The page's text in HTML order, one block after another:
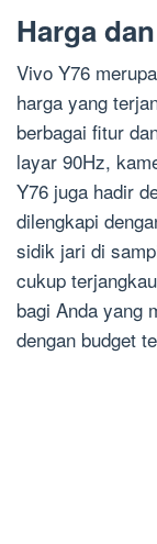
Harga
Vivo Y76
harga yang
berbagai fitur
layar 90Hz,
Y76 juga hadir
dilengkapi
sidik jari di
cukup
bagi Anda yang
dengan budget